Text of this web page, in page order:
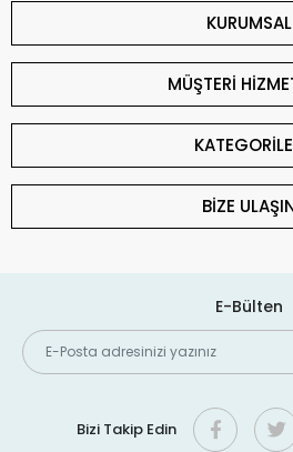
KURUMSAL
MÜŞTERİ
BİZE
E-Bülten
Bizi Takip Edin